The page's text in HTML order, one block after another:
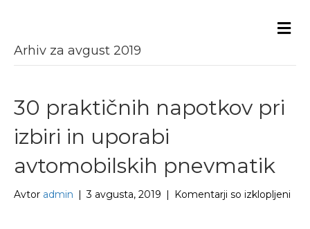
Arhiv za avgust 2019
30 praktičnih napotkov pri
izbiri in uporabi
avtomobilskih pnevmatik
Avtor admin | 3 avgusta, 2019 | Komentarji so izklopljeni